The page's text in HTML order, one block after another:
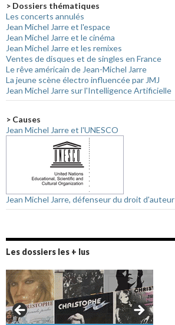
> Dossiers thématiques
Les concerts annulés
Jean Michel Jarre et l'espace
Jean Michel Jarre et le cinéma
Jean Michel Jarre et les remixes
Ventes de disques et de singles en France
Le rêve américain de Jean-Michel Jarre
La jeune scène électro influencée par JMJ
Jean Michel Jarre sur l'Intelligence Artificielle
> Causes
Jean Michel Jarre et l'UNESCO
Jean Michel Jarre, défenseur du droit d'auteur
Les dossiers les + lus